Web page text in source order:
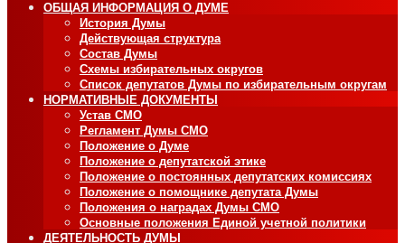
ОБЩАЯ ИНФОРМАЦИЯ О ДУМЕ
История Думы
Действующая структура
Состав Думы
Схемы избирательных округов
Список депутатов Думы по избирательным округам
НОРМАТИВНЫЕ ДОКУМЕНТЫ
Устав СМО
Регламент Думы СМО
Положение о Думе
Положение о депутатской этике
Положение о постоянных депутатских комиссиях
Положение о помощнике депутата Думы
Положения о наградах Думы СМО
Основные положения Единой учетной политики
ДЕЯТЕЛЬНОСТЬ ДУМЫ